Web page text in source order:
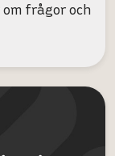
frågor och